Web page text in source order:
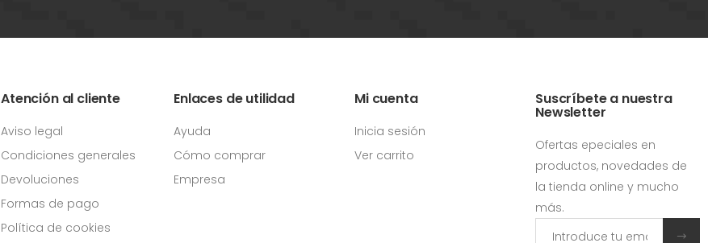
Atención al cliente
Aviso legal
Condiciones generales
Devoluciones
Formas de pago
Política de cookies
Enlaces de utilidad
Ayuda
Cómo comprar
Empresa
Mi cuenta
Inicia sesión
Ver carrito
Suscríbete a nuestra
Newsletter
Ofertas epeciales en
productos, novedades de
la tienda online y mucho
más.